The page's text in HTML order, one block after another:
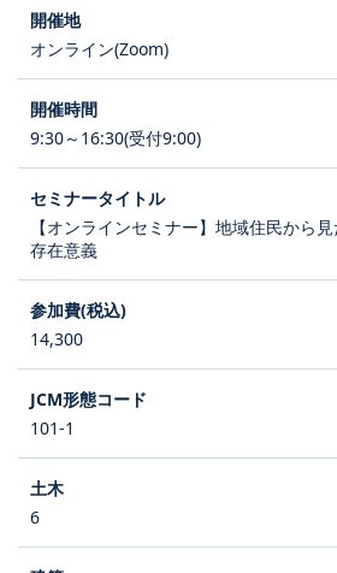
オンライン(Zoom)
9:30～16:30(受付9:00)
【オンラインセミナー】地域住民から
存在意義
14,300
101-1
6